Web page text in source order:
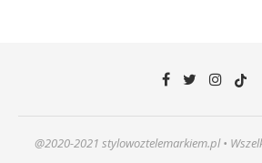
@2020-2021 stylowoztelemarkiem.pl •